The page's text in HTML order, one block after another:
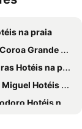
na praia
Hotéis na praia
Hotéis na praia
Hotéis na praia
Hotéis na praia